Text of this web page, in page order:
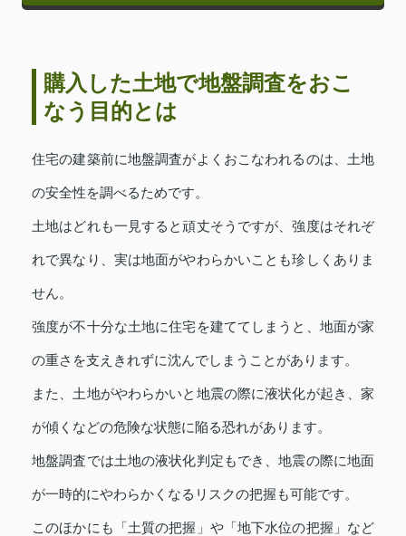
購入した土地で地盤調査をおこ
なう目的とは
住宅の建築前に地盤調査がよくおこなわれるのは、土地
の安全性を調べるためです。
土地はどれも一見すると頑丈そうですが、強度はそれぞ
れで異なり、実は地面がやわらかいことも珍しくありま
せん。
強度が不十分な土地に住宅を建ててしまうと、地面が家
の重さを支えきれずに沈んでしまうことがあります。
また、土地がやわらかいと地震の際に液状化が起き、家
が傾くなどの危険な状態に陥る恐れがあります。
地盤調査では土地の液状化判定もでき、地震の際に地面
が一時的にやわらかくなるリスクの把握も可能です。
このほかにも「土質の把握」や「地下水位の把握」など